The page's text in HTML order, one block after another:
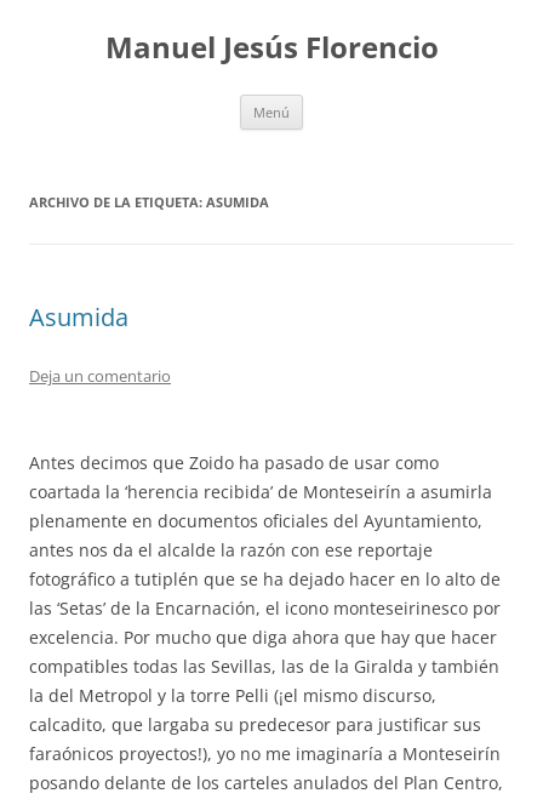
contenidoManuel Jesús Florencio
Menú
ARCHIVO DE LA ETIQUETA: ASUMIDA
Asumida
Deja un comentario
Antes decimos que Zoido ha pasado de usar como
coartada la ‘herencia recibida’ de Monteseirín a asumirla
plenamente en documentos oficiales del Ayuntamiento,
antes nos da el alcalde la razón con ese reportaje
fotográfico a tutiplén que se ha dejado hacer en lo alto de
las ‘Setas’ de la Encarnación, el icono monteseirinesco por
excelencia. Por mucho que diga ahora que hay que hacer
compatibles todas las Sevillas, las de la Giralda y también
la del Metropol y la torre Pelli (¡el mismo discurso,
calcadito, que largaba su predecesor para justificar sus
faraónicos proyectos!), yo no me imaginaría a Monteseirín
posando delante de los carteles anulados del Plan Centro,